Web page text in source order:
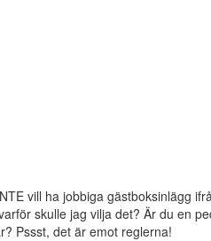
vill ha jobbiga gästboksinlägg
skulle jag vilja det? Är du en
Pssst, det är emot reglerna!